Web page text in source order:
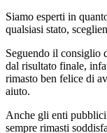
Siamo esperti in
qualsiasi stato,
Seguendo il consiglio
dal risultato finale,
rimasto ben felice di
aiuto.
Anche gli enti pubblici
sempre rimasti